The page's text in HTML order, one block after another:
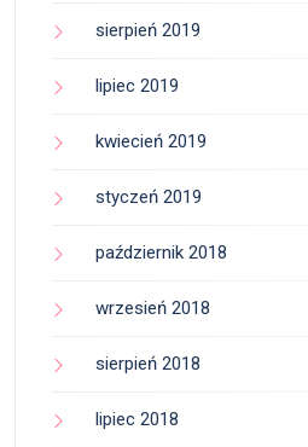
sierpień 2019
lipiec 2019
kwiecień 2019
styczeń 2019
październik 2018
wrzesień 2018
sierpień 2018
lipiec 2018